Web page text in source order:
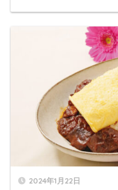
2024年1月22日